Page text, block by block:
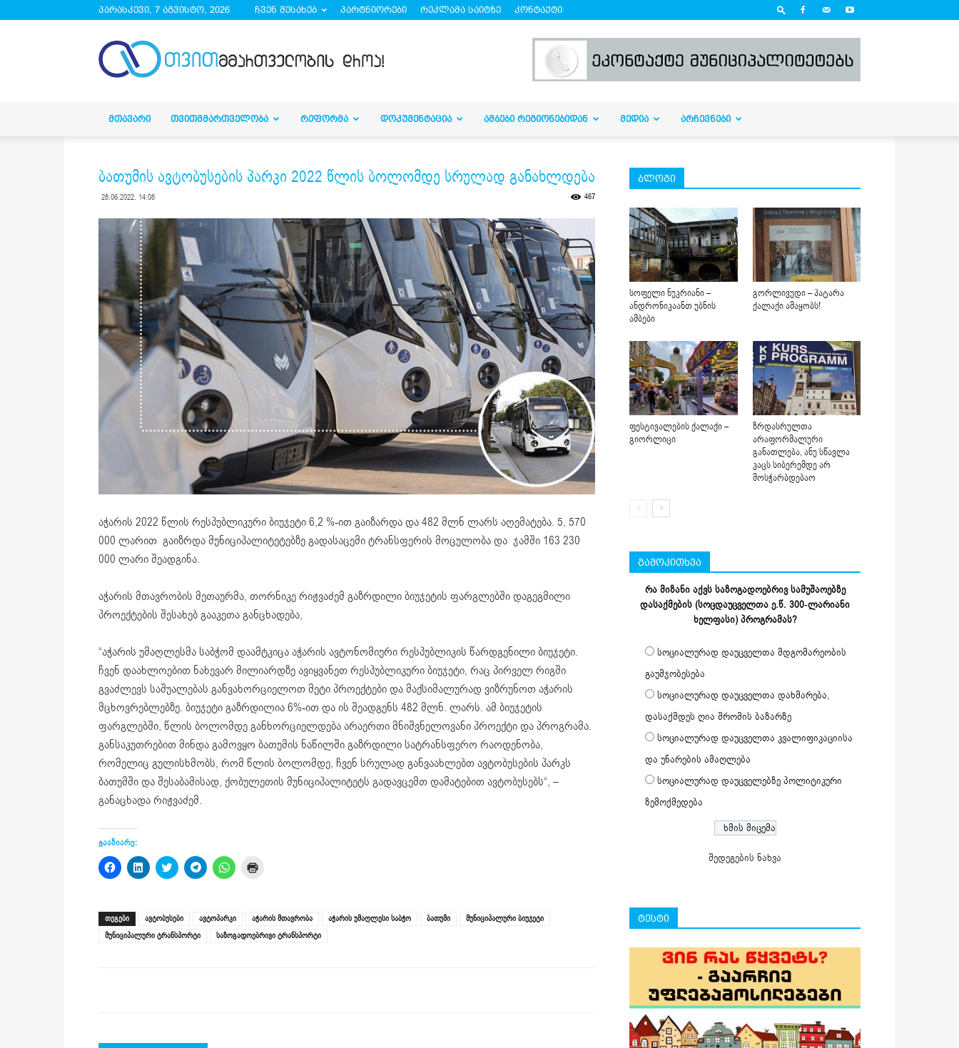
პარასკევი, 7 აგვისტო, 2026 ჩვენ შესახებ პარტნიორები რეკლამა საიტზე კონტაქტი
ᲛᲗᲐᲕᲐᲠᲘ ᲗᲕᲘᲗᲛᲛᲐᲠᲗᲕᲔᲚᲝᲑᲐ ᲠᲔᲤᲝᲠᲛᲐ ᲓᲝᲙᲣᲛᲔᲜᲢᲐᲪᲘᲐ ᲐᲛᲑᲔᲑᲘ ᲠᲔᲒᲘᲝᲜᲔᲑᲘᲓᲐᲜ ᲛᲔᲓᲘᲐ ᲐᲠᲩᲔᲕᲜᲔᲑᲘ
ბათუმის ავტობუსების პარკი 2022 წლის ბოლომდე სრულად განახლდება
28.06.2022. 14:08 467
აჭარის 2022 წლის რესპუბლიკური ბიუჯეტი 6,2 %-ით გაიზარდა და 482 მლნ ლარს აღემატება. 5, 570
000 ლარით გაიზრდა მუნიციპალიტეტებზე გადასაცემი ტრანსფერის მოცულობა და ჯამში 163 230
000 ლარი შეადგინა.
აჭარის მთავრობის მეთაურმა, თორნიკე რიჟვაძემ გაზრდილი ბიუჯეტის ფარგლებში დაგეგმილი
პროექტების შესახებ გააკეთა განცხადება,
“აჭარის უმაღლესმა საბჭომ დაამტკიცა აჭარის ავტონომიური რესპუბლიკის წარდგენილი ბიუჯეტი.
ჩვენ დაახლოებით ნახევარ მილიარდზე ავიყვანეთ რესპუბლიკური ბიუჯეტი, რაც პირველ რიგში
გვაძლევს საშუალებას განვახორციელოთ მეტი პროექტები და მაქსიმალურად ვიზრუნოთ აჭარის
მცხოვრებლებზე. ბიუჯეტი გაზრდილია 6%-ით და ის შეადგენს 482 მლნ. ლარს. ამ ბიუჯეტის
ფარგლებში, წლის ბოლომდე განხორციელდება არაერთი მნიშვნელოვანი პროექტი და პროგრამა.
განსაკუთრებით მინდა გამოვყო ბათუმის ნაწილში გაზრდილი სატრანსფერო რაოდენობა,
რომელიც გულისხმობს, რომ წლის ბოლომდე, ჩვენ სრულად განვაახლებთ ავტობუსების პარკს
ბათუმში და შესაბამისად, ქობულეთის მუნიციპალიტეტს გადავცემთ დამატებით ავტობუსებს“, –
განაცხადა რიჟვაძემ.
გააზიარე:
Click
to
(Opens
in
new
window)
Click
to
(Opens
in
new
window)
Click
to
(Opens
in
new
window)
Click
to
(Opens
in
new
window)
Click
to
(Opens
in
new
window)
new
window)
ᲗᲔᲒᲔᲑᲘ ავტობუსები ავტოპარკი აჭარის მთავრობა აჭარის უმაღლესი საბჭო ბათუმი
მუნიციპალური ბიუჯეტი
მუნიციპალური ტრანსპორტი
საზოგადოებრივი ტრანსპორტი
ბლოგი
სოფელი ნუკრიანი –
ანდრონიკაანთ უბნის
ამბები
გორლივუდი – პატარა
ქალაქი ამაყობს!
ფესტივალების ქალაქი –
გიორლიცი
ზრდასრულთა
არაფორმალური
განათლება, ანუ სწავლა
კაცს სიბერემდე არ
მოსჭარბდებაო
გამოკითხვა
რა მიზანი აქვს საზოგადოებრივ სამუშაოებზე
დასაქმების (სოცდაუცველთა ე.წ. 300-ლარიანი
ხელფასი) პროგრამას?
სოციალურად დაუცველთა მდგომარეობის
გაუმჯობესება
სოციალურად დაუცველთა დახმარება,
დასაქმდეს ღია შრომის ბაზარზე
სოციალურად დაუცველთა კვალიფიკაციისა
და უნარების ამაღლება
სოციალურად დაუცველებზე პოლიტიკური
ზემოქმედება
შედეგების ნახვა
ტესტი